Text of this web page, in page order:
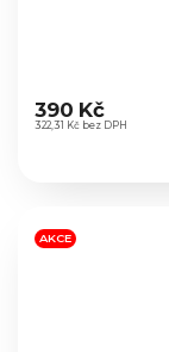
hodnocení
produktu
hvězdiček.
322,31 Kč bez DPH
390 Kč
AKCE